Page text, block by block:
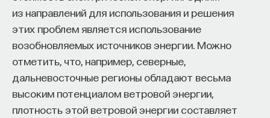
из направлений для использования и решения
этих проблем является использование
возобновляемых источников энергии. Можно
отметить, что, например, северные,
дальневосточные регионы обладают весьма
высоким потенциалом ветровой энергии,
плотность этой ветровой энергии составляет
СОХРАНИТЬ КУРС
экономическим условием. Ничего
принципиально нового в этой гипотезе нет,
если вспомнить русскую литературу.
У Булгакова профессор Преображенский
говорит: «Разруха не в сортирах, разруха
в головах». Вот мы, по существу,